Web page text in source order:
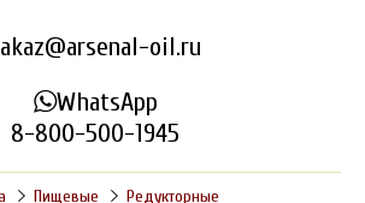
oil.ru
WhatsApp
8-800-500-1945
Пищевые
Редукторные